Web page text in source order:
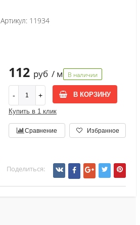
Артикул: 11934
112 руб / м В наличии
В КОРЗИНУ
Купить в 1 клик
Сравнение Избранное
Поделиться: